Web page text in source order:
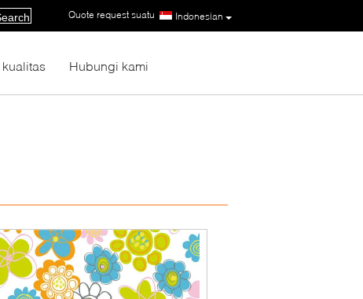
Indonesian
Quote request suatu |
Hubungi kami